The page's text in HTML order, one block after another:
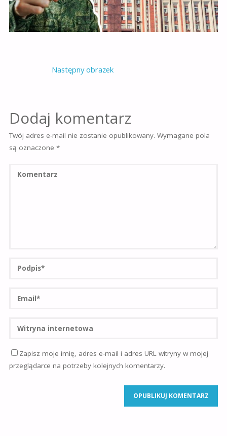
Następny obrazek
Dodaj komentarz
Twój adres e-mail nie zostanie opublikowany. Wymagane pola
są oznaczone *
Zapisz moje imię, adres e-mail i adres URL witryny w mojej
przeglądarce na potrzeby kolejnych komentarzy.